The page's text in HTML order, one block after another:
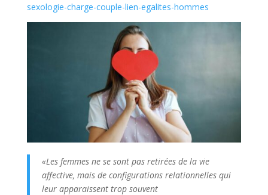
sexologie-charge-couple-lien-egalites-hommes
«Les femmes ne se sont pas retirées de la vie
affective, mais de configurations relationnelles qui
leur apparaissent trop souvent